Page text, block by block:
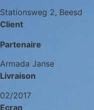
Stationsweg 2, Beesd
Client
Partenaire
Armada Janse
Livraison
02/2017
Ecran